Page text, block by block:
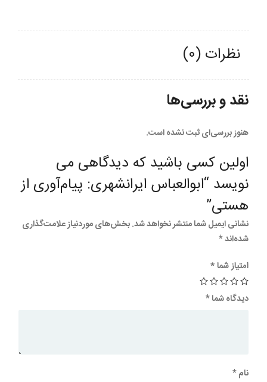
نظرات (0)
نقد و بررسی‌ها
هنوز بررسی‌ای ثبت نشده است.
اولین کسی باشید که دیدگاهی می
نویسد “ابوالعباس ایرانشهری: پیام‌آوری از
هستی”
نشانی ایمیل شما منتشر نخواهد شد.بخش‌های موردنیاز علامت‌گذاری
شده‌اند*
امتیاز شما*
دیدگاه شما*
نام*